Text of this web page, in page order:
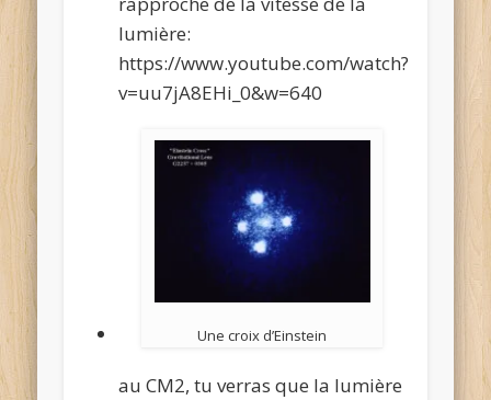
lumière:
https://www.youtube.com/watch?
v=uu7jA8EHi_0&w=640
Une croix d’Einstein
au CM2, tu verras que la lumière